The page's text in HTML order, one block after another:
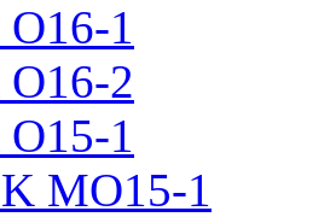
1
2
1
MO15-1